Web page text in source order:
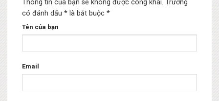
Thông tin của bạn sẽ không được công khai.
Trường
có đánh dấu * là bắt buộc *
Tên của bạn
Email